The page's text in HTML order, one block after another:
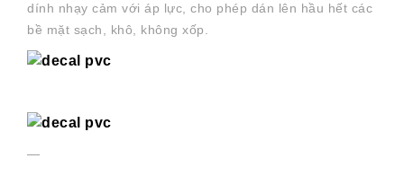
dính nhạy cảm với áp lực, cho phép dán lên hầu hết các
bề mặt sạch, khô, không xốp.
—